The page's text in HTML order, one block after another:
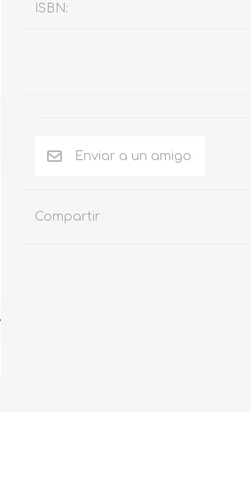
ISBN:
Compartir